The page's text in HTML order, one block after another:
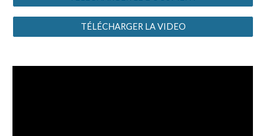
TÉLÉCHARGER LA VIDEO